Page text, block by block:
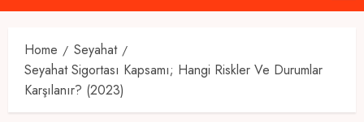
Menu
Home
Seyahat
Seyahat Sigortası Kapsamı; Hangi Riskler Ve Durumlar
Karşılanır? (2023)